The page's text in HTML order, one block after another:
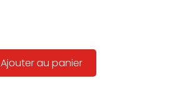
Ajouter au panier